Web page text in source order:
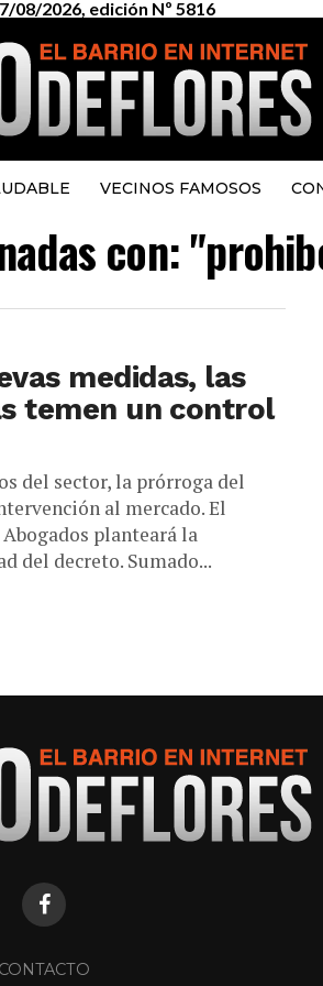
08/2026, edición Nº 5816
VECINOS FAMOSOS
con:
medidas, las
temen un control
del sector, la prórroga del
al mercado. El
planteará la
del decreto. Sumado...
CONTACTO